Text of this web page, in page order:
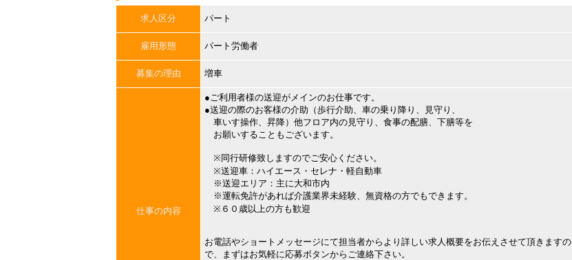
求人区分 パート
雇用形態 パート労働者
募集の理由 増車
仕事の内容
●ご利用者様の送迎がメインのお仕事です。
●送迎の際のお客様の介助（歩行介助、車の乗り降り、見守り、
車いす操作、昇降）他フロア内の見守り、食事の配膳、下膳等を
お願いすることもございます。
※同行研修致しますのでご安心ください。
※送迎車：ハイエース・セレナ・軽自動車
※送迎エリア：主に大和市内
※運転免許があれば介護業界未経験、無資格の方でもできます。
※６０歳以上の方も歓迎
お電話やショートメッセージにて担当者からより詳しい求人概要をお伝えさせて頂きますの
で、まずはお気軽に応募ボタンからご連絡下さい。